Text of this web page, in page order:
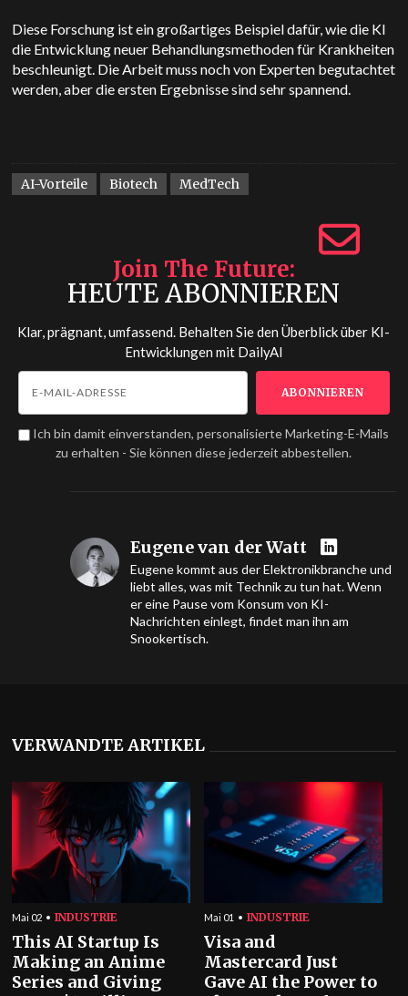
Diese Forschung ist ein großartiges Beispiel dafür, wie die KI
die Entwicklung neuer Behandlungsmethoden für Krankheiten
beschleunigt. Die Arbeit muss noch von Experten begutachtet
werden, aber die ersten Ergebnisse sind sehr spannend.
AI-Vorteile Biotech MedTech
Join The Future
HEUTE ABONNIEREN
Klar, prägnant, umfassend. Behalten Sie den Überblick über KI-
Entwicklungen mit DailyAI
Ich bin damit einverstanden, personalisierte Marketing-E-Mails
zu erhalten - Sie können diese jederzeit abbestellen.
Eugene van der Watt
Eugene kommt aus der Elektronikbranche und
liebt alles, was mit Technik zu tun hat. Wenn
er eine Pause vom Konsum von KI-
Nachrichten einlegt, findet man ihn am
Snookertisch.
VERWANDTE ARTIKEL
Mai 02 INDUSTRIE
This AI Startup Is
Making an Anime
Series and Giving
Mai 01 INDUSTRIE
Visa and
Mastercard Just
Gave AI the Power to